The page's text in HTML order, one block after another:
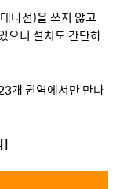
나선)을 쓰지 않고
으니 설치도 간단하
개 권역에서만 만나
]